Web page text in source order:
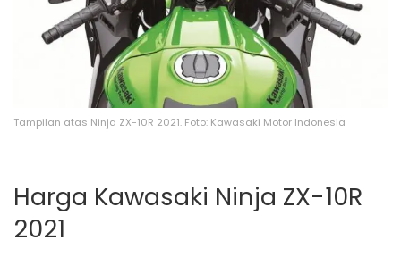
Tampilan atas Ninja ZX-10R 2021. Foto: Kawasaki Motor Indonesia
Harga Kawasaki Ninja ZX-10R
2021